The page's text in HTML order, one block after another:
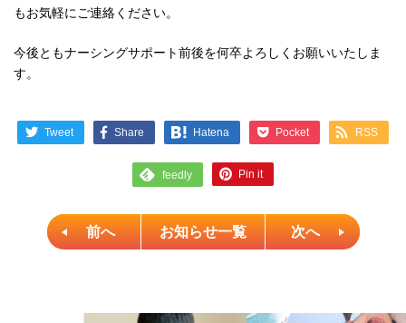
もお気軽にご連絡ください。
今後ともナーシングサポート前後を何卒よろしくお願いいたしま
す。
Tweet Share Hatena Pocket RSS
feedly Pin it
前へ お知らせ一覧 次へ